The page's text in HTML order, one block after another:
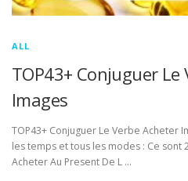
ALL
TOP43+ Conjuguer Le
Images
TOP43+ Conjuguer Le Verbe Acheter
les temps et tous les modes : Ce sont
Acheter Au Present De L …